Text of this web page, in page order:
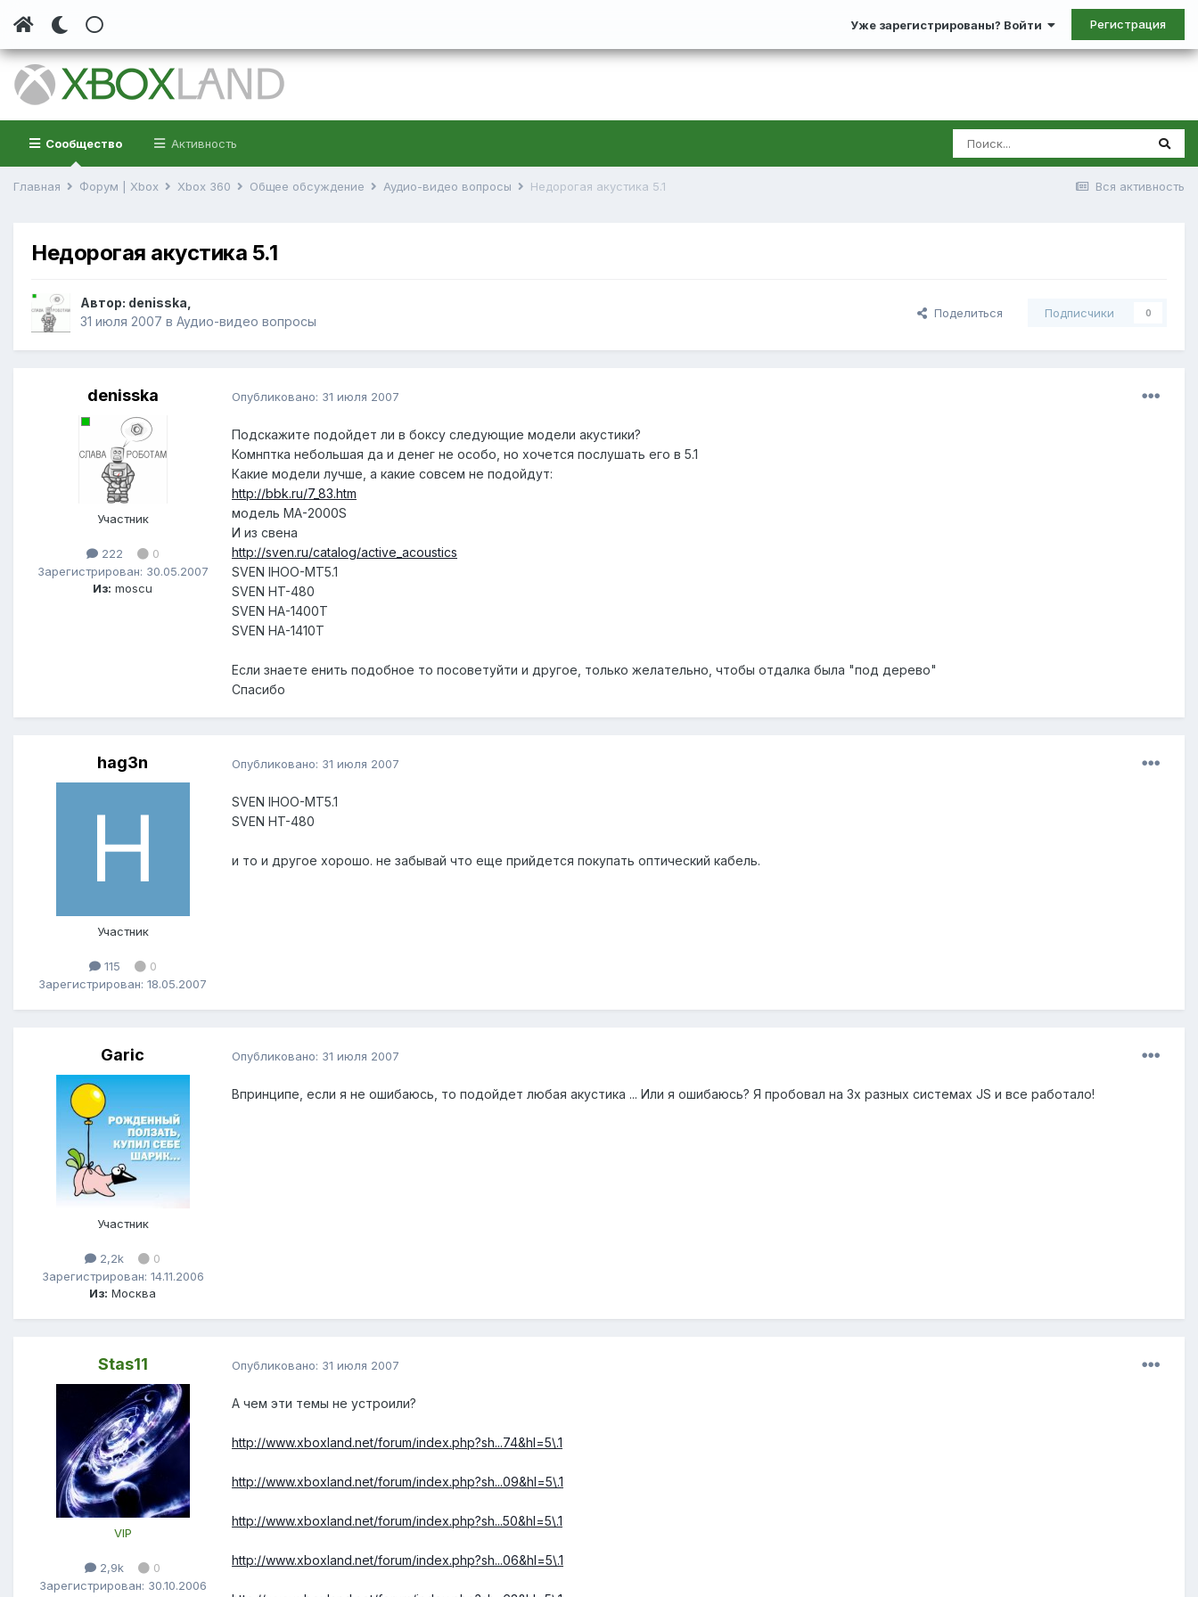
Уже зарегистрированы? Войти Регистрация
Сообщество Активность
Вся активность
Главная Форум | Xbox Xbox 360 Общее обсуждение Аудио-видео вопросы Недорогая акустика 5.1
Недорогая акустика 5.1
Автор: denisska
31 июля 2007 в Аудио-видео вопросы
Поделиться Подписчики 0
denisska
Участник
222
0
Зарегистрирован: 30.05.2007
Из: moscu
Опубликовано: 31 июля 2007
Подскажите подойдет ли в боксу следующие модели акустики?
Комнптка небольшая да и денег не особо, но хочется послушать его в 5.1
Какие модели лучше, а какие совсем не подойдут:
http://bbk.ru/7_83.htm
модель MA-2000S
И из свена
http://sven.ru/catalog/active_acoustics
SVEN IHOO-MT5.1
SVEN HT-480
SVEN HA-1400T
SVEN HA-1410T
Если знаете енить подобное то посоветуйти и другое, только желательно, чтобы отдалка была "под дерево"
Спасибо
hag3n
Участник
115
0
Зарегистрирован: 18.05.2007
Опубликовано: 31 июля 2007
SVEN IHOO-MT5.1
SVEN HT-480
и то и другое хорошо. не забывай что еще прийдется покупать оптический кабель.
Garic
Участник
2,2k
0
Зарегистрирован: 14.11.2006
Из: Москва
Опубликовано: 31 июля 2007
Впринципе, если я не ошибаюсь, то подойдет любая акустика ... Или я ошибаюсь? Я пробовал на 3х разных системах JS и все работало!
Stas11
VIP
2,9k
0
Зарегистрирован: 30.10.2006
Опубликовано: 31 июля 2007
А чем эти темы не устроили?
http://www.xboxland.net/forum/index.php?sh...74&hl=5\.1
http://www.xboxland.net/forum/index.php?sh...09&hl=5\.1
http://www.xboxland.net/forum/index.php?sh...50&hl=5\.1
http://www.xboxland.net/forum/index.php?sh...06&hl=5\.1